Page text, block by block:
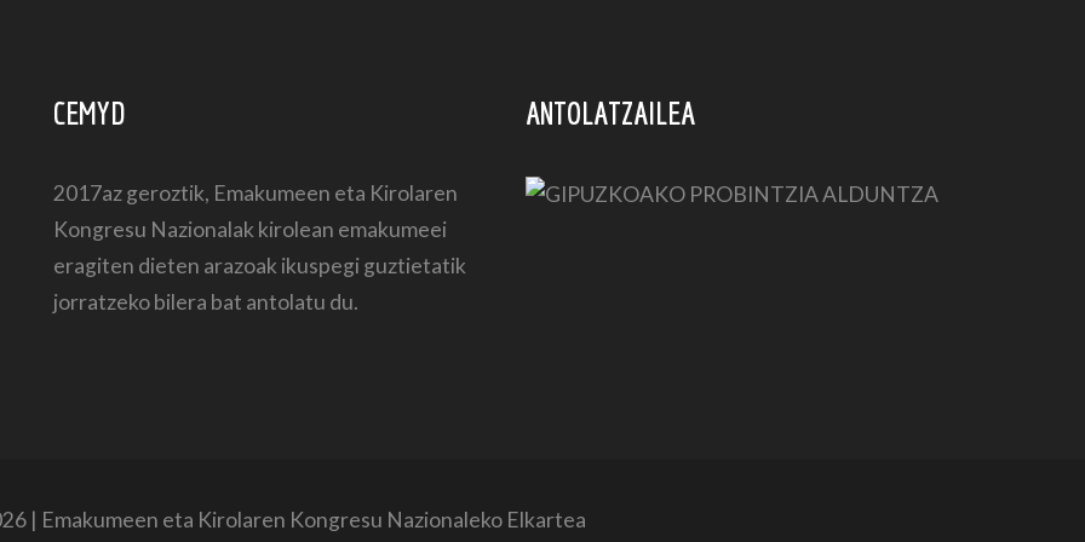
CEMYD
2017az geroztik, Emakumeen eta Kirolaren
Kongresu Nazionalak kirolean emakumeei
eragiten dieten arazoak ikuspegi guztietatik
jorratzeko bilera bat antolatu du.
ANTOLATZAILEA
| Emakumeen eta Kirolaren Kongresu Nazionaleko Elkartea